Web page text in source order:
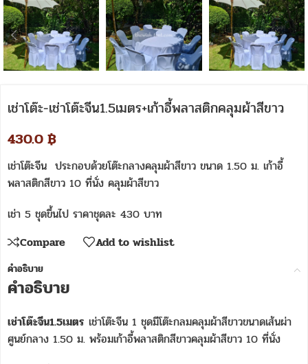
เช่าโต๊ะ-เช่าโต๊ะจีน1.5เมตร+เก้าอี้พลาสติกคลุมผ้าสีขาว
430.0฿
เช่าโต๊ะจีน ประกอบด้วยโต๊ะกลางคลุมผ้าสีขาว ขนาด 1.50 ม. เก้าอี้
พลาสติกสีขาว 10 ที่นั่ง คลุมผ้าสีขาว
เช่า 5 ชุดขึ้นไป ราคาชุดละ 430 บาท
Compare
Add to wishlist
คำอธิบาย
คำอธิบาย
เช่าโต๊ะจีน1.5เมตร เช่าโต๊ะจีน 1 ชุดมีโต๊ะกลมคลุมผ้าสีขาวขนาดเส้นผ่า
ศูนย์กลาง 1.50 ม. พร้อมเก้าอี้พลาสติกสีขาวคลุมผ้าสีขาว 10 ที่นั่ง